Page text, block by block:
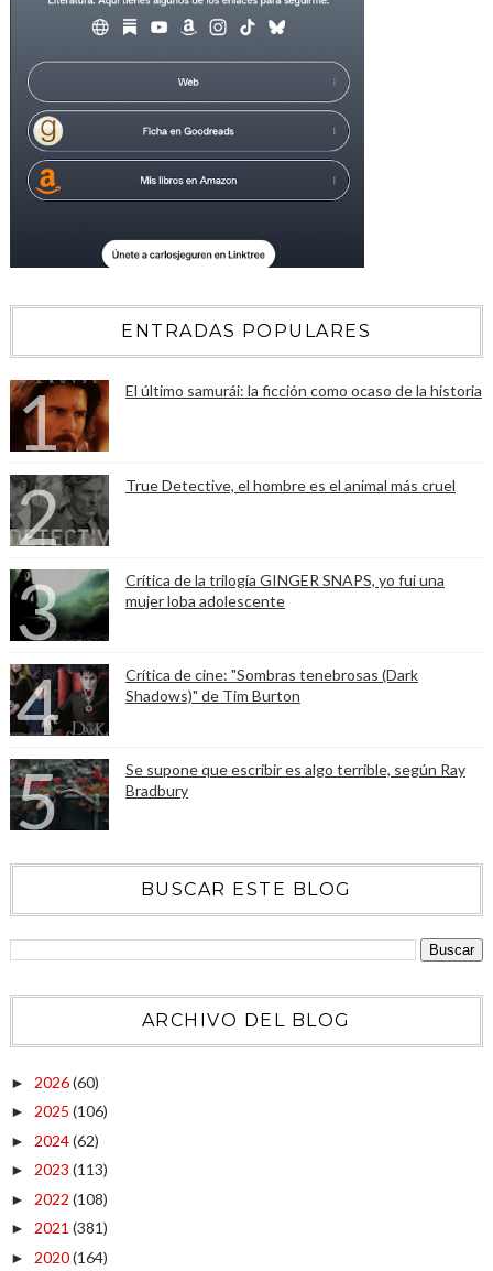
ENTRADAS POPULARES
El último samurái: la ficción como ocaso de la historia
True Detective, el hombre es el animal más cruel
Crítica de la trilogía GINGER SNAPS, yo fui una
mujer loba adolescente
Crítica de cine: "Sombras tenebrosas (Dark
Shadows)" de Tim Burton
Se supone que escribir es algo terrible, según Ray
Bradbury
BUSCAR ESTE BLOG
ARCHIVO DEL BLOG
► 2026(60)
► 2025 (106)
► 2024(62)
► 2023 (113)
► 2022 (108)
► 2021 (381)
► 2020(164)